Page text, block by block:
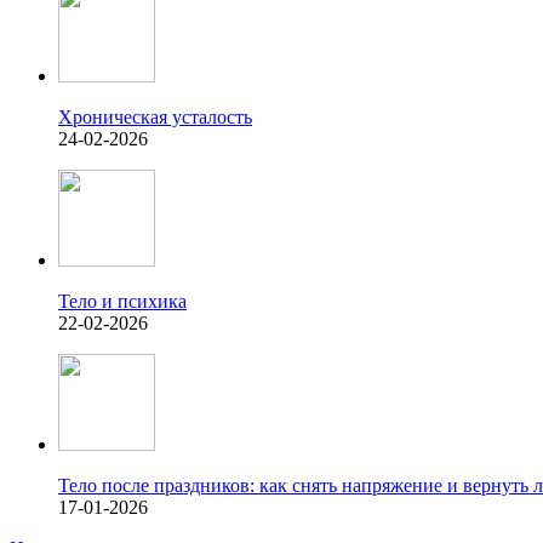
Хроническая усталость
24-02-2026
Тело и психика
22-02-2026
Тело после праздников: как снять напряжение и вернуть
17-01-2026